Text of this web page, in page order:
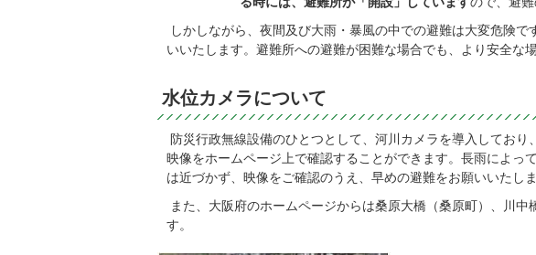
しかしながら、夜間及び大雨・暴風の中での避難は大変危険で
いいたします。避難所への避難が困難な場合でも、より安全な
水位カメラについて
防災行政無線設備のひとつとして、河川カメラを導入してお
映像をホームページ上で確認することができます。長雨によっ
は近づかず、映像をご確認のうえ、早めの避難をお願いいたしま
また、大阪府のホームページからは桑原大橋（桑原町）、川
す。